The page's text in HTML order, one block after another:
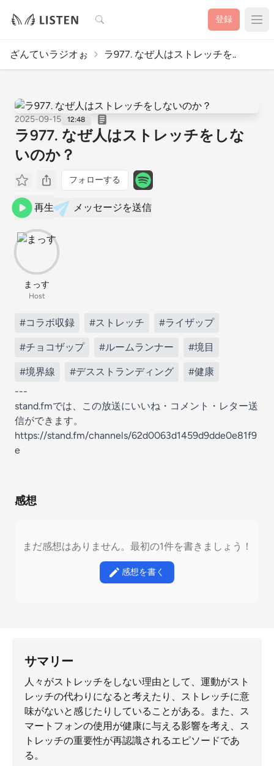
検索 登録
ざんていラジオぉ ラ977. なぜ人はストレッチを..
2025-09-15 12:48
ラ977. なぜ人はストレッチをしな
いのか？
フォローする
再生 メッセージを送信
まっす
Host
#コラボ収録 #ストレッチ #ライザップ
#チョコザップ #ルームランナー #境目
#境界線 #デスストランディング
#健康
---
stand.fmでは、この放送にいいね・コメント・レター送
信ができます。
https://stand.fm/channels/62d0063d1459d9dde0e81f9
e
感想
まだ感想はありません。最初の1件を書きましょう！
感想を書く
サマリー
人々がストレッチをしない理由として、運動がスト
レッチの代わりになると考えたり、ストレッチに意
味がないと感じたりしていることがある。また、ス
マートフォンの使用が健康に与える影響を考え、ス
トレッチの重要性が再認識されるエピソードであ
る。